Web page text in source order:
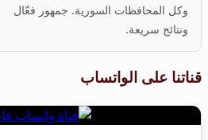
وكل المحافظات السورية. جمهور فعّال
ونتائج سريعة.
قناتنا على الواتساب